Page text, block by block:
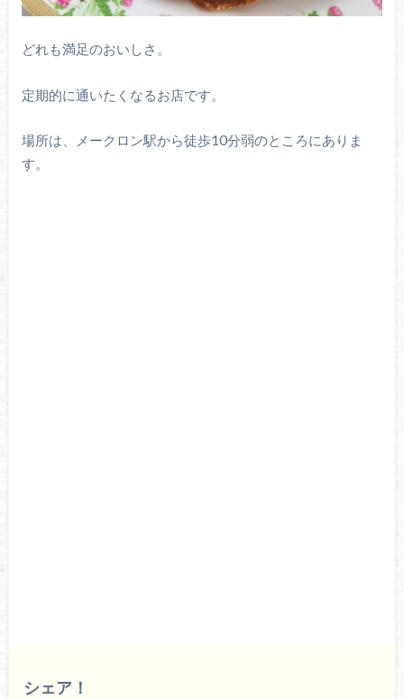
どれも満足のおいしさ。
定期的に通いたくなるお店です。
場所は、メークロン駅から徒歩10分弱のところにありま
す。
シェア！